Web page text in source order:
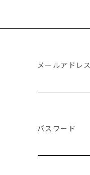
メールアドレス
パスワード